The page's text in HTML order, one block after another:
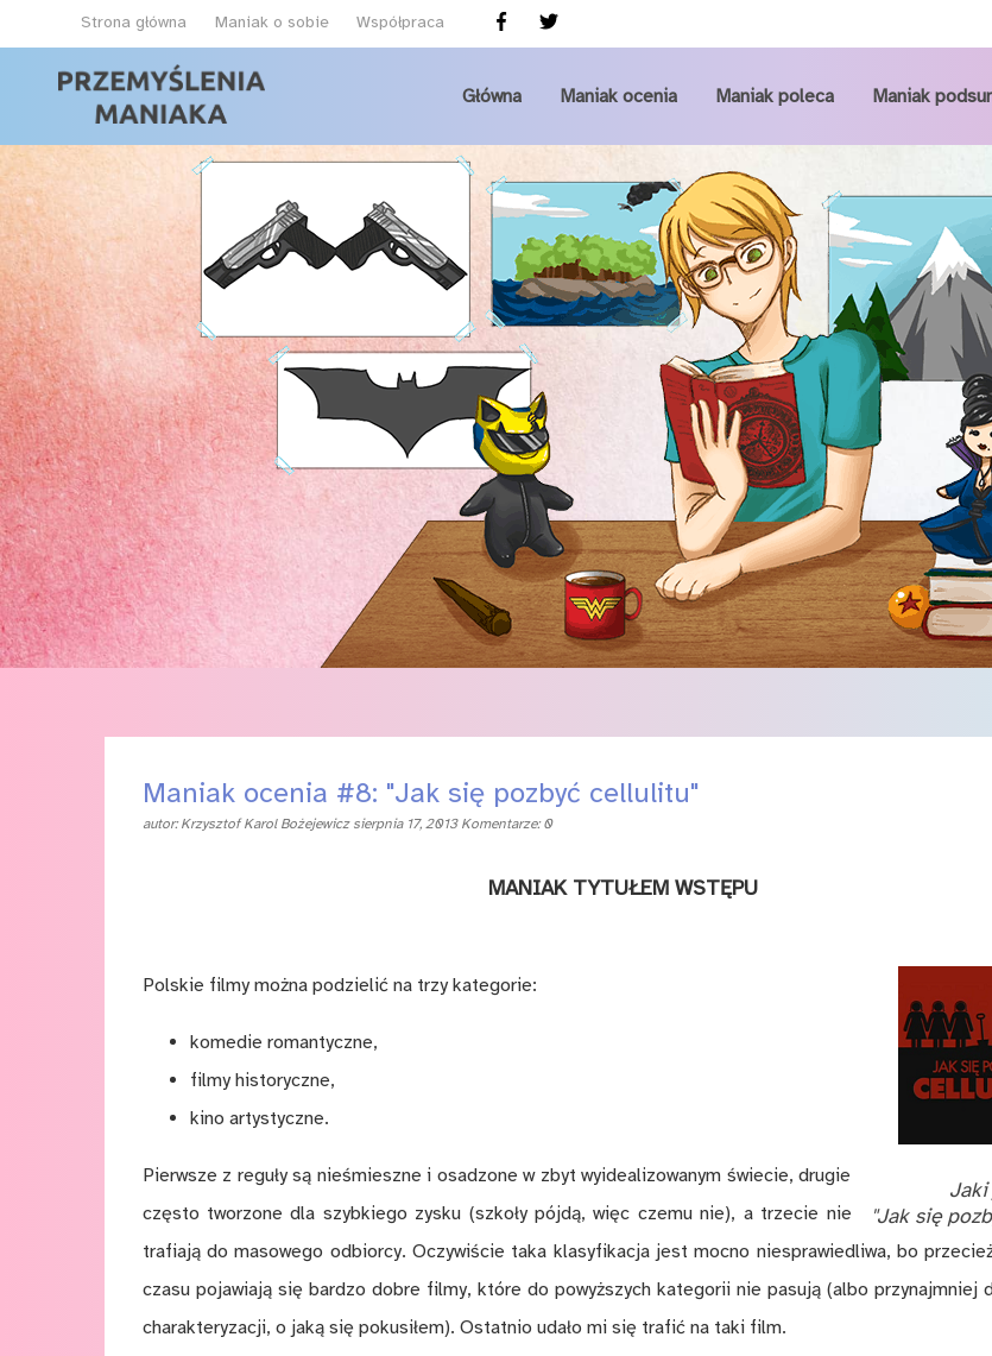
Strona główna Maniak o sobie Współpraca
Główna Maniak ocenia Maniak poleca Maniak
Maniak ocenia #8: "Jak się pozbyć cellulitu"
autor:Krzysztof Karol Bożejewicz sierpnia 17, 2013 Komentarze: 0
MANIAK TYTUŁEM WSTĘPU
"Jak się
Polskie filmy można podzielić na trzy kategorie:
komedie romantyczne,
filmy historyczne,
kino artystyczne.
Pierwsze z reguły są nieśmieszne i osadzone w zbyt wyidealizowanym świecie, drugie
często tworzone dla szybkiego zysku (szkoły pójdą, więc czemu nie), a trzecie nie
trafiają do masowego odbiorcy. Oczywiście taka klasyfikacja jest mocno niesprawiedliwa, bo
czasu pojawiają się bardzo dobre filmy, które do powyższych kategorii nie pasują (albo przynajmniej
charakteryzacji, o jaką się pokusiłem). Ostatnio udało mi się trafić na taki film.